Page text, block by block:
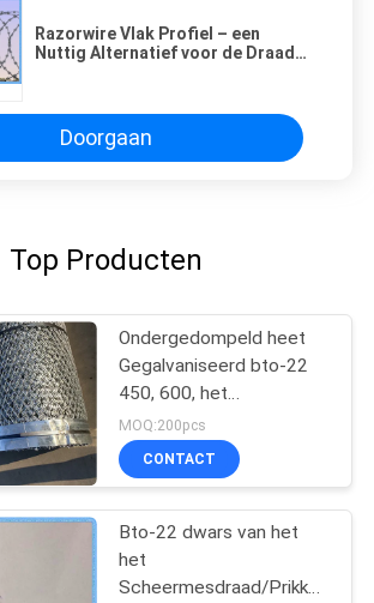
Razorwire Vlak Profiel – een
Nuttig Alternatief voor de Draad
Doorgaan
Top Producten
Ondergedompeld heet
Gegalvaniseerd bto-22
450, 600, het
Prikkeldraad van het
Concertinascheermes
MOQ:200pcs
CONTACT
Bto-22 dwars van het
het
Scheermesdraad/Prikkeldraad